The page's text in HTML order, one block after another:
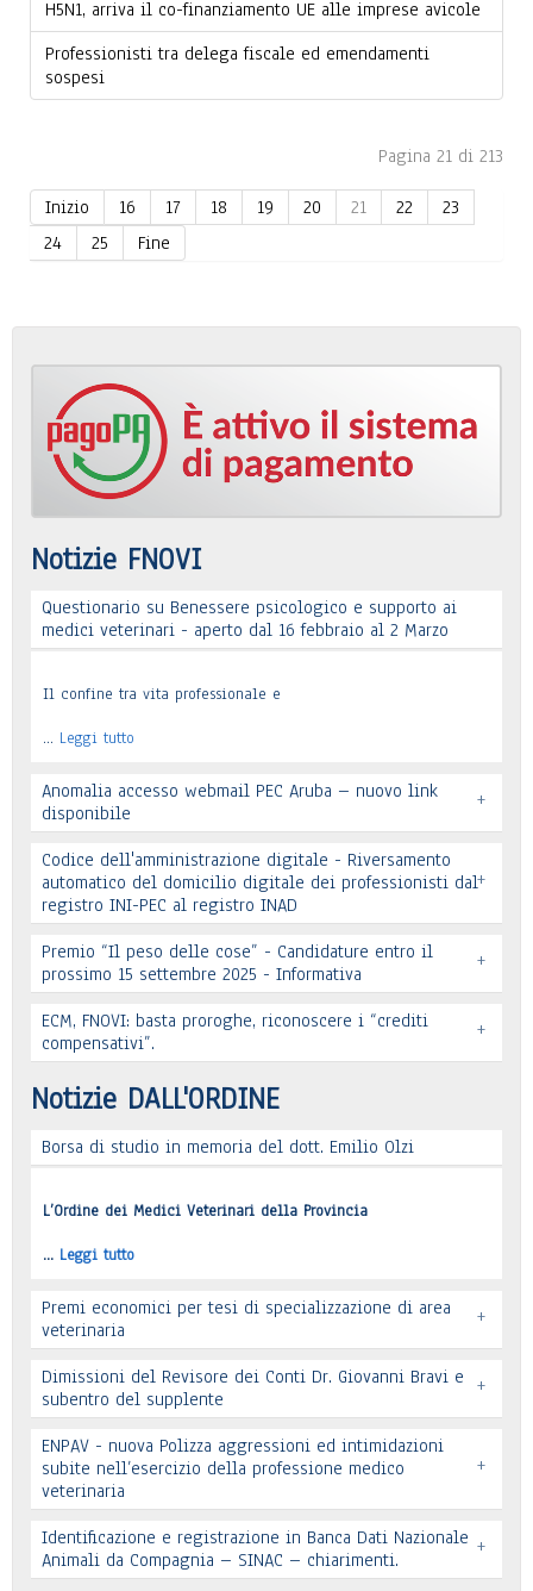
H5N1, arriva il co-finanziamento UE alle imprese avicole
Professionisti tra delega fiscale ed emendamenti
sospesi
Pagina 21 di 213
Inizio 16 17 18 19 20 21 22
23
24
25 Fine
Notizie FNOVI
Questionario su Benessere psicologico e supporto ai
medici veterinari - aperto dal 16 febbraio al 2 Marzo
Il confine tra vita professionale e
… Leggi tutto
Anomalia accesso webmail PEC Aruba – nuovo link
disponibile
+
Leggi tutto
Codice dell'amministrazione digitale - Riversamento
automatico del domicilio digitale dei professionisti dal
registro INI-PEC al registro INAD
+
Leggi tutto
Premio “Il peso delle cose” - Candidature entro il
prossimo 15 settembre 2025 - Informativa
+
Premio “Il peso delle cose” - Candidature
… Leggi tutto
ECM, FNOVI: basta proroghe, riconoscere i “crediti
compensativi”.
+
Leggi tutto
Notizie DALL'ORDINE
Borsa di studio in memoria del dott. Emilio Olzi
L’Ordine dei Medici Veterinari della Provincia
… Leggi tutto
Premi economici per tesi di specializzazione di area
veterinaria
+
Leggi tutto
Dimissioni del Revisore dei Conti Dr. Giovanni Bravi e
subentro del supplente
+
Leggi tutto
ENPAV - nuova Polizza aggressioni ed intimidazioni
subite nell’esercizio della professione medico
veterinaria
+
In allegato si pubblica lettera pervenuta
Identificazione e registrazione in Banca Dati Nazionale
Animali da Compagnia – SINAC – chiarimenti.
+